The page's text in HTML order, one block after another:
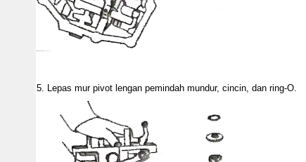
5. Lepas mur pivot lengan pemindah mundur, cincin, dan ring-O.